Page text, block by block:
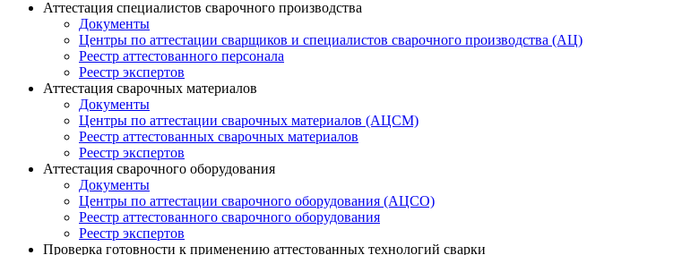
Аттестация специалистов сварочного производства
Документы
Центры по аттестации сварщиков и специалистов сварочного производства (АЦ)
Реестр аттестованного персонала
Реестр экспертов
Аттестация сварочных материалов
Документы
Центры по аттестации сварочных материалов (АЦСМ)
Реестр аттестованных сварочных материалов
Реестр экспертов
Аттестация сварочного оборудования
Документы
Центры по аттестации сварочного оборудования (АЦСО)
Реестр аттестованного сварочного оборудования
Реестр экспертов
Проверка готовности к применению аттестованных технологий сварки